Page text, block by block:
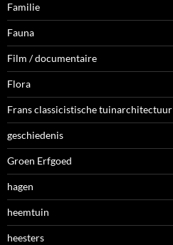
Familie
Fauna
Film / documentaire
Flora
Frans classicistische tuinarchitectuur
geschiedenis
Groen Erfgoed
hagen
heemtuin
heesters